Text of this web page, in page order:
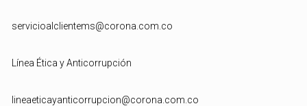
servicioalclientems@corona.com.co
Línea Ética y Anticorrupción
lineaeticayanticorrupcion@corona.com.co